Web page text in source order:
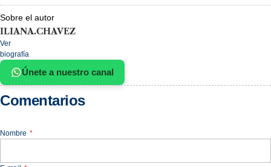
Sobre el autor
ILIANA.CHAVEZ
Ver
biografía
Únete a nuestro canal
Comentarios
Nombre *